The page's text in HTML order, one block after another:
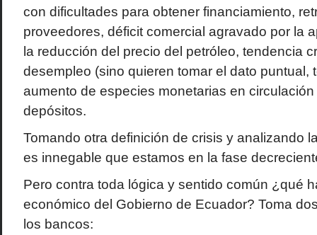
con dificultades para obtener financiamiento,
proveedores, déficit comercial agravado por la
la reducción del precio del petróleo, tendencia
desempleo (sino quieren tomar el dato puntual,
aumento de especies monetarias en
depósitos.
Tomando otra definición de crisis y analizando
es innegable que estamos en la fase
Pero contra toda lógica y sentido común ¿qué
económico del Gobierno de Ecuador? Toma
los bancos: